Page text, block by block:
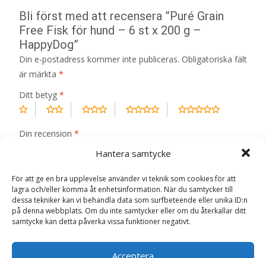
Hantera samtycke
För att ge en bra upplevelse använder vi teknik som cookies för att
lagra och/eller komma åt enhetsinformation. När du samtycker till
dessa tekniker kan vi behandla data som surfbeteende eller unika ID:n
på denna webbplats. Om du inte samtycker eller om du återkallar ditt
samtycke kan detta påverka vissa funktioner negativt.
Acceptera
Bli först med att recensera ”Puré Grain
Free Fisk för hund – 6 st x 200 g –
HappyDog”
Din e-postadress kommer inte publiceras. Obligatoriska fält
är märkta *
Ditt betyg *
Din recension *
Namn*
Spara mitt namn, min e-postadress och webbplats i